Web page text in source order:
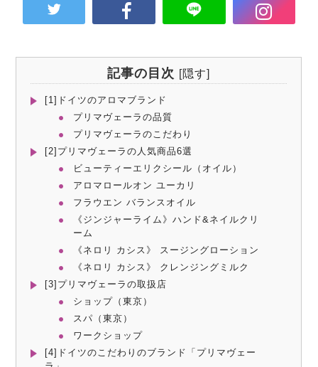
記事の目次 [隠す]
[1]ドイツのアロマブランド
プリマヴェーラの品質
プリマヴェーラのこだわり
[2]プリマヴェーラの人気商品6選
ビューティーエリクシール（オイル）
アロマロールオン ユーカリ
フラウエン バランスオイル
《ジンジャーライム》ハンド&ネイルクリ
ーム
《ネロリ カシス》 スージングローション
《ネロリ カシス》 クレンジングミルク
[3]プリマヴェーラの取扱店
ショップ（東京）
スパ（東京）
ワークショップ
[4]ドイツのこだわりのブランド「プリマヴェー